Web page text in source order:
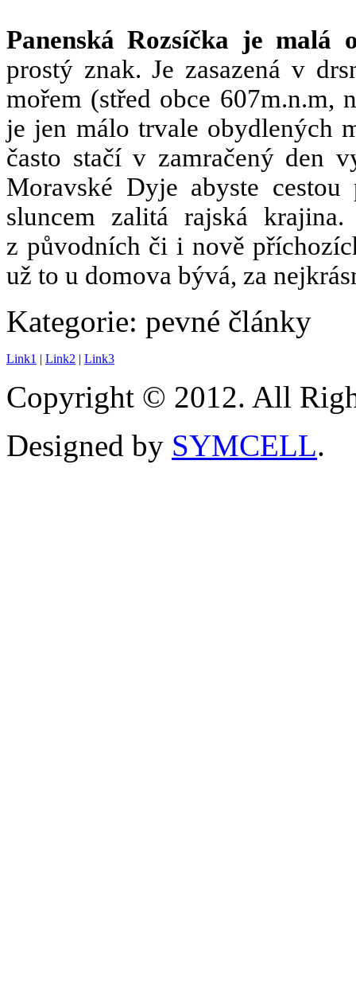
Panenská Rozsíčka je malá
prostý znak. Je zasazená v
mořem (střed obce 607m.n.m,
je jen málo trvale obydlených
často stačí v zamračený den
Moravské Dyje abyste
sluncem zalitá rajská
z původních či i nově
už to u domova bývá, za
Kategorie: pevné články
Link1 | Link2 | Link3
Copyright © 2012. All
Designed by SYMCELL.